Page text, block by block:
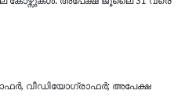
വീഡിയോഗ്രാഫർ; അപേക്ഷ